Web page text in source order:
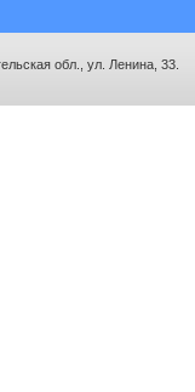
обл., ул. Ленина, 33.